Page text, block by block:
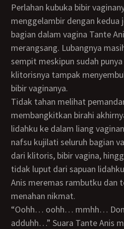
Perlahan kubuka bibir vaginanya yang sedikit
menggelambir dengan kedua
bagian dalam vagina Tante
merangsang. Lubangnya
sempit meskipun sudah
klitorisnya tampak
bibir vaginanya.
Tidak tahan melihat pemandangan yang begitu
membangkitkan birahi
lidahku ke dalam liang
nafsu kujilati seluruh bagian
dari klitoris, bibir vagina,
tidak luput dari sapuan
Anis meremas rambutku dan
menahan nikmat.
“Oohh… oohh… mmhh… Doni… mmhh…
adduhh…” Suara Tante Anis